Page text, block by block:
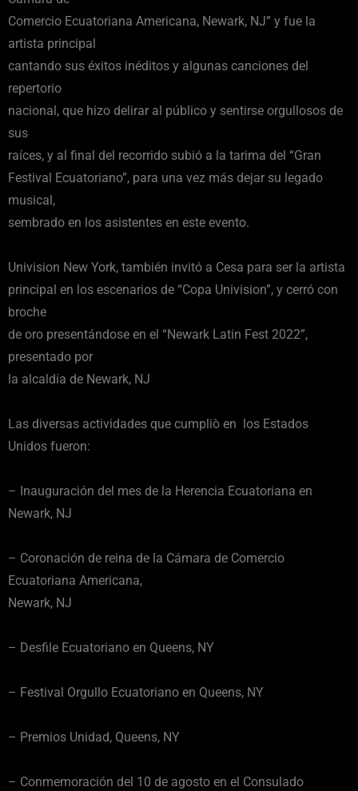
Comercio Ecuatoriana Americana, Newark, NJ” y fue la
artista principal
cantando sus éxitos inéditos y algunas canciones del
repertorio
nacional, que hizo delirar al público y sentirse orgullosos de
sus
raíces, y al final del recorrido subió a la tarima del “Gran
Festival Ecuatoriano”, para una vez más dejar su legado
musical,
sembrado en los asistentes en este evento.
Univision New York, también invitó a Cesa para ser la artista
principal en los escenarios de “Copa Univision”, y cerró con
broche
de oro presentándose en el “Newark Latin Fest 2022”,
presentado por
la alcaldía de Newark, NJ
Las diversas actividades que cumpliò en los Estados
Unidos fueron:
– Inauguración del mes de la Herencia Ecuatoriana en
Newark, NJ
– Coronación de reina de la Cámara de Comercio
Ecuatoriana Americana,
Newark, NJ
– Desfile Ecuatoriano en Queens, NY
– Festival Orgullo Ecuatoriano en Queens, NY
– Premios Unidad, Queens, NY
– Conmemoración del 10 de agosto en el Consulado